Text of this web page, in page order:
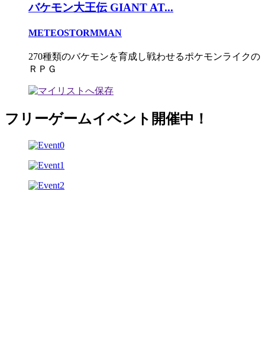
バケモン大王伝 GIANT AT...
METEOSTORMMAN
270種類のバケモンを育成し戦わせるポケモンライクの
ＲＰＧ
フリーゲームイベント開催中！